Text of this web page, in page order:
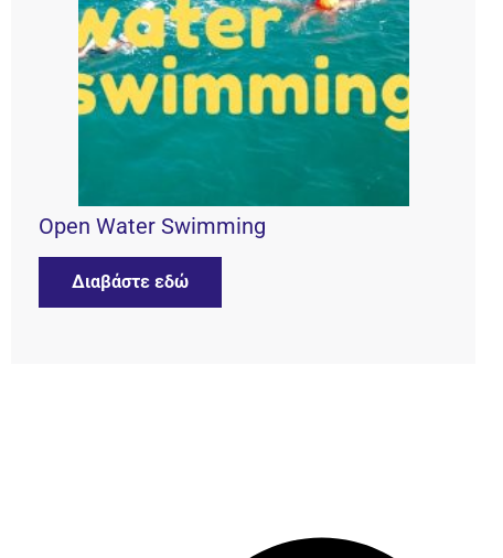
Open Water Swimming
Διαβάστε εδώ